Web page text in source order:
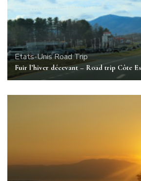
Etats-UnisRoad Trip
Fuir l’hiver décevant – Road trip Côte